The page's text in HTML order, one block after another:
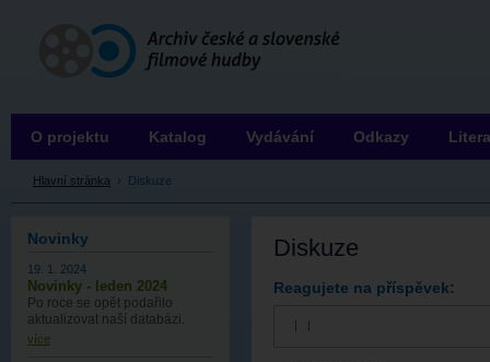
Archiv ČSFH
Diskuze
Reagujete na příspěvek:
| |
Hlavní stránka › Diskuze
O projektu Katalog Vydávání Odkazy
Novinky
19. 1. 2024
Novinky - leden 2024
Po roce se opět podařilo
aktualizovat naší databázi.
více